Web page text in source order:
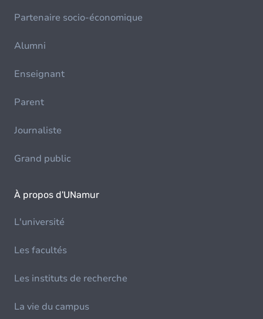
Partenaire socio-économique
Alumni
Enseignant
Parent
Journaliste
Grand public
À propos d'UNamur
L'université
Les facultés
Les instituts de recherche
La vie du campus